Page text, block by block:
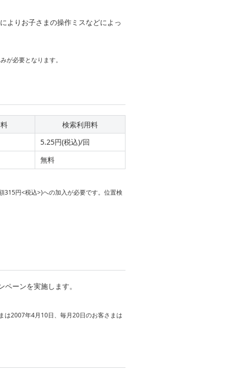
よりお子さまの操作ミスなどによっ
が必要となります。
検索利用料
5.25円(税込)/回
無料
315円<税込>)への加入が必要です。位置検
ーンを実施します。
は2007年4月10日、毎月20日のお客さまは